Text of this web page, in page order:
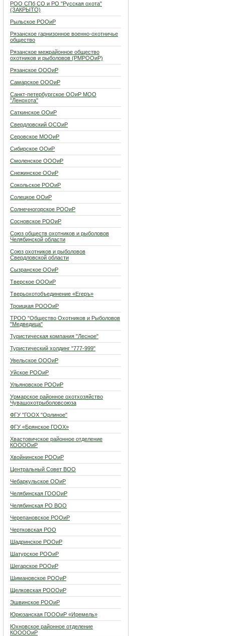
РОО СПб СО и РО "Русская охота"
(ЗАКРЫТО)
Рыльское РООиР
Рязанское гарнизонное военно-охотничье
общество
Рязанское межрайонное общество
охотников и рыболовов (РМРООиР)
Рязанское ОООиР
Самарское ОООиР
Санкт-петербургское ООиР МОО
"Ленохота"
Саткинское ООиР
Свердловский ОСОиР
Серовское МООиР
Сибирское ООиР
Смоленское ОООиР
Снежинское ООиР
Сокольское РООиР
Солецкое ООиР
Солнечногорское РООиР
Сосновское РООиР
Союз обществ охотников и рыболовов
Челябинской области
Союз охотников и рыболовов
Свердловской области
Сызранское ООиР
Тверское ОООиР
Тверьохотобъединение «Егеръ»
Троицкая РОООиР
ТРОО "Общество Охотников и Рыболовов
"Медведица"
Туристическая компания "Лесное"
Туристический холдинг "777-999"
Увельское ОООиР
Уйское РООиР
Ульяновское РООиР
Урмарское районное охотхозяйство
Чувашохотрыболовсоюза
ФГУ "ГООХ "Орлиное"
ФГУ «Брянское ГООХ»
Хвастовичское районное отделение
КООООиР
Хвойнинское РООиР
Центральный Совет ВОО
Чебаркульское ООиР
Челябинская ГОООиР
Челябинская РО ВОО
Черепановское РООиР
Чертковская РОО
Шадринское РООиР
Шатурское РООиР
Шегарское РООиР
Шимановское РООиР
Щелковская РОООиР
Эшвинское РООиР
Юрюзанская ГОООиР «Иремель»
Юхновское районное отделение
КООООиР